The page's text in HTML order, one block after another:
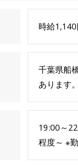
時給1,140
千葉県船
あります。
19:00～
程度～ ※